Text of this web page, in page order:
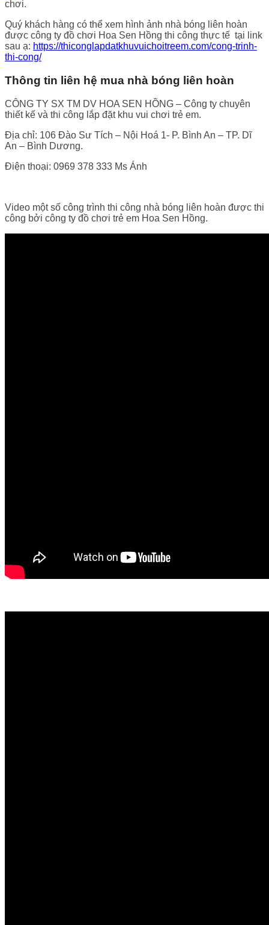
Quý khách hàng có thể xem hình ảnh nhà bóng liên hoàn
được công ty đồ chơi Hoa Sen Hồng thi công thực tế tại link
sau ạ: https://thiconglapdatkhuvuichoitreem.com/cong-trinh-
thi-cong/
Thông tin liên hệ mua nhà bóng liên hoàn
CÔNG TY SX TM DV HOA SEN HỒNG – Công ty chuyên
thiết kế và thi công lắp đặt khu vui chơi trẻ em.
Địa chỉ: 106 Đào Sư Tích – Nội Hoá 1- P. Bình An – TP. Dĩ
An – Bình Dương.
Điện thoại: 0969 378 333 Ms Ánh
Video một số công trình thi công nhà bóng liên hoàn được thi
công bởi công ty đồ chơi trẻ em Hoa Sen Hồng.